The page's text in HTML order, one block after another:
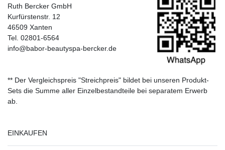
Ruth Bercker GmbH
Kurfürstenstr. 12
46509 Xanten
Tel. 02801-6564
info@babor-beautyspa-bercker.de
** Der Vergleichspreis "Streichpreis" bildet bei unseren Produkt-
Sets die Summe aller Einzelbestandteile bei separatem Erwerb
ab.
EINKAUFEN